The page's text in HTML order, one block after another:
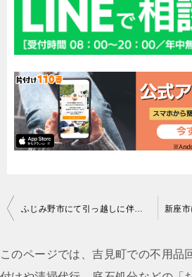
投
ナ
ビ
ふじみ野市にて引っ越しに伴う不用品の回収処分のご依頼 お客様の声
このページでは、吉見町での不用品